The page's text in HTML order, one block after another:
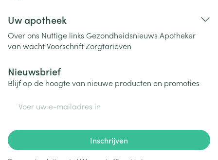
Uw apotheek
Over ons Nuttige links Gezondheidsnieuws Apotheker
van wachtVoorschriftZorgtarieven
Nieuwsbrief
Blijf op de hoogte van nieuwe producten en promoties
Inschrijven